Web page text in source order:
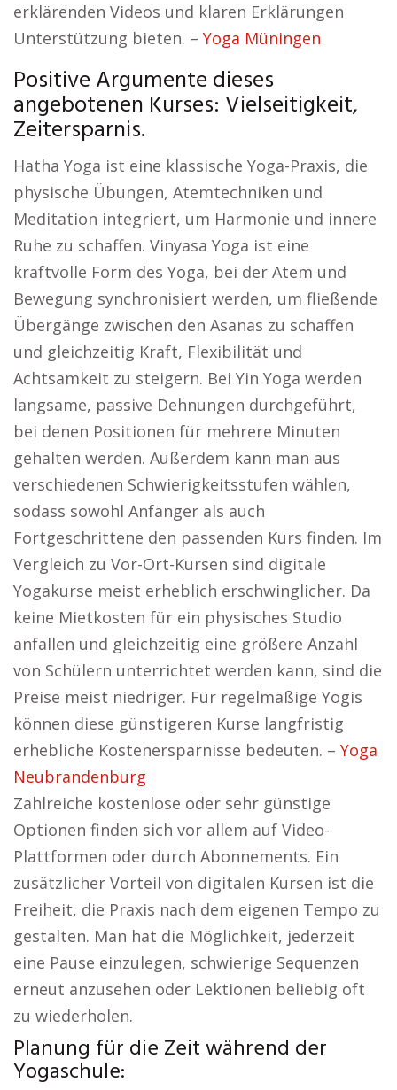
erklärenden Videos und klaren Erklärungen
Unterstützung bieten. – Yoga Müningen
Positive Argumente dieses
angebotenen Kurses: Vielseitigkeit,
Zeitersparnis.
Hatha Yoga ist eine klassische Yoga-Praxis, die
physische Übungen, Atemtechniken und
Meditation integriert, um Harmonie und innere
Ruhe zu schaffen. Vinyasa Yoga ist eine
kraftvolle Form des Yoga, bei der Atem und
Bewegung synchronisiert werden, um fließende
Übergänge zwischen den Asanas zu schaffen
und gleichzeitig Kraft, Flexibilität und
Achtsamkeit zu steigern. Bei Yin Yoga werden
langsame, passive Dehnungen durchgeführt,
bei denen Positionen für mehrere Minuten
gehalten werden. Außerdem kann man aus
verschiedenen Schwierigkeitsstufen wählen,
sodass sowohl Anfänger als auch
Fortgeschrittene den passenden Kurs finden. Im
Vergleich zu Vor-Ort-Kursen sind digitale
Yogakurse meist erheblich erschwinglicher. Da
keine Mietkosten für ein physisches Studio
anfallen und gleichzeitig eine größere Anzahl
von Schülern unterrichtet werden kann, sind die
Preise meist niedriger. Für regelmäßige Yogis
können diese günstigeren Kurse langfristig
erhebliche Kostenersparnisse bedeuten. – Yoga
Neubrandenburg
Zahlreiche kostenlose oder sehr günstige
Optionen finden sich vor allem auf Video-
Plattformen oder durch Abonnements. Ein
zusätzlicher Vorteil von digitalen Kursen ist die
Freiheit, die Praxis nach dem eigenen Tempo zu
gestalten. Man hat die Möglichkeit, jederzeit
eine Pause einzulegen, schwierige Sequenzen
erneut anzusehen oder Lektionen beliebig oft
zu wiederholen.
Planung für die Zeit während der
Yogaschule: